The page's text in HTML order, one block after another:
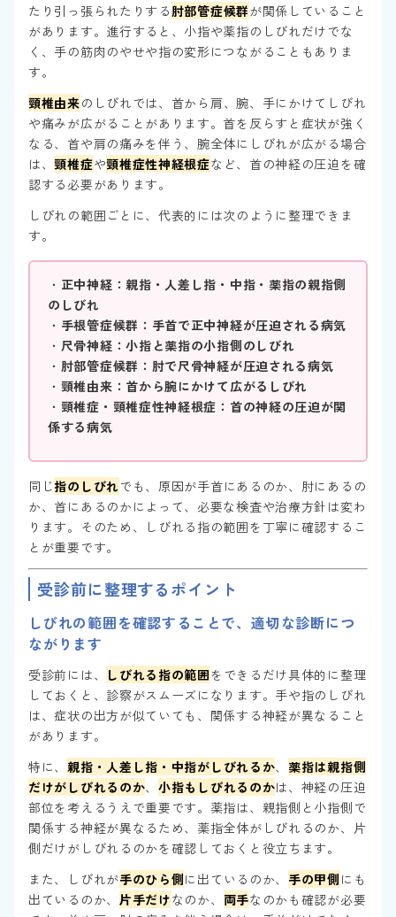
たり引っ張られたりする 肘部管症候群が関係していること
があります。進行すると、小指や薬指のしびれだけでな
く、手の筋肉のやせや指の変形につながることもありま
す。
頸椎由来のしびれでは、首から肩、腕、手にかけてしびれ
や痛みが広がることがあります。首を反らすと症状が強く
なる、首や肩の痛みを伴う、腕全体にしびれが広がる場合
は、頸椎症や頸椎症性神経根症など、首の神経の圧迫を確
認する必要があります。
しびれの範囲ごとに、代表的には次のように整理できま
す。
・ 正中神経：親指・人差し指・中指・薬指の親指側
のしびれ
・ 手根管症候群：手首で正中神経が圧迫される病気
・ 尺骨神経：小指と薬指の小指側のしびれ
・ 肘部管症候群：肘で尺骨神経が圧迫される病気
・ 頸椎由来：首から腕にかけて広がるしびれ
・ 頸椎症・頸椎症性神経根症：首の神経の圧迫が関
係する病気
同じ指のしびれでも、原因が手首にあるのか、肘にあるの
か、首にあるのかによって、必要な検査や治療方針は変わ
ります。そのため、しびれる指の範囲を丁寧に確認するこ
とが重要です。
受診前に整理するポイント
しびれの範囲を確認することで、適切な診断につ
ながります
受診前には、 しびれる指の範囲をできるだけ具体的に整理
しておくと、診察がスムーズになります。手や指のしびれ
は、症状の出方が似ていても、関係する神経が異なること
があります。
特に、親指・人差し指・中指がしびれるか、 薬指は親指側
だけがしびれるのか、小指もしびれるのかは、神経の圧迫
部位を考えるうえで重要です。薬指は、親指側と小指側で
関係する神経が異なるため、薬指全体がしびれるのか、片
側だけがしびれるのかを確認しておくと役立ちます。
また、しびれが手のひら側に出ているのか、 手の甲側 にも
出ているのか、 片手だけなのか、 両手なのかも確認が必要